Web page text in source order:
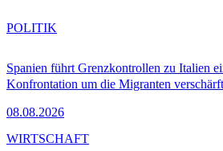
Spanien führt Grenzkontrollen zu Italien
Konfrontation um die Migranten verschärft
08.08.2026
POLITIK
WIRTSCHAFT